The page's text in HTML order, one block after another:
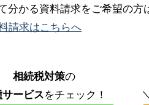
分かる資料請求をご希望の方
請求はこちらへ
相続税対策の
サービスをチェック！
＼